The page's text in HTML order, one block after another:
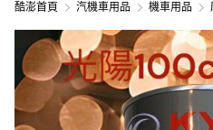
酷澎首頁 汽機車用品 機車用品